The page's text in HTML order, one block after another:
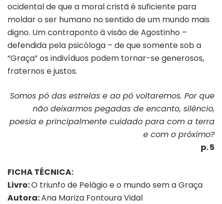
ocidental de que a moral cristã é suficiente para
moldar o ser humano no sentido de um mundo mais
digno. Um contraponto à visão de Agostinho –
defendida pela psicóloga – de que somente sob a
“Graça” os indivíduos podem tornar-se generosos,
fraternos e justos.
Somos pó das estrelas e ao pó voltaremos. Por que
não deixarmos pegadas de encanto, silêncio,
poesia e principalmente cuidado para com a terra
e com o próximo?
p. 5
FICHA TÉCNICA:
Livro:O triunfo de Pelágio e o mundo sem a Graça
Autora:Ana Mariza Fontoura Vidal